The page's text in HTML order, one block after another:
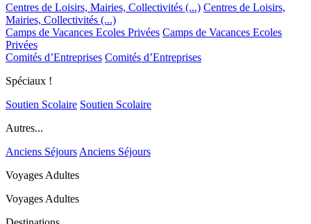
Centres de Loisirs, Mairies, Collectivités (...) Centres de Loisirs,
Mairies, Collectivités (...)
Camps de Vacances Ecoles Privées Camps de Vacances Ecoles
Privées
Comités d’Entreprises Comités d’Entreprises
Spéciaux !
Soutien Scolaire Soutien Scolaire
Autres...
Anciens Séjours Anciens Séjours
Voyages Adultes
Voyages Adultes